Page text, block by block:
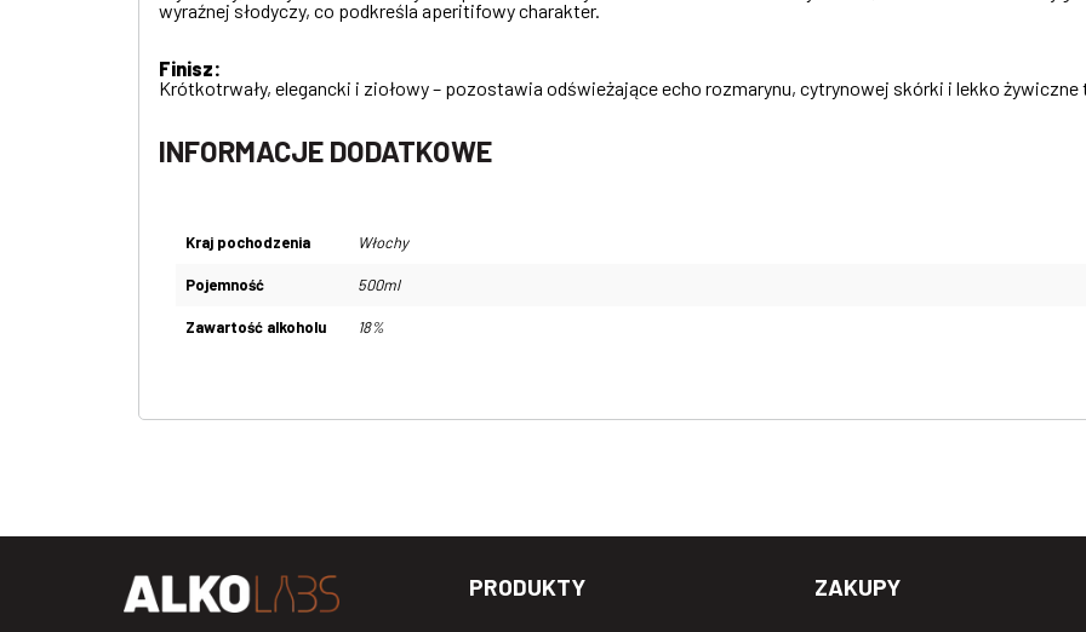
wyraźnej słodyczy, co podkreśla aperitifowy charakter.
Finisz:
Krótkotrwały, elegancki i ziołowy – pozostawia odświeżające echo rozmarynu, cytrynowej skórki i lekko żywiczne
INFORMACJE DODATKOWE
Kraj pochodzenia Włochy
Pojemność 500ml
Zawartość alkoholu 18%
PRODUKTY ZAKUPY